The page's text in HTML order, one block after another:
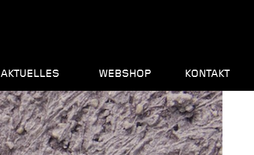
AKTUELLES WEBSHOP KONTAKT